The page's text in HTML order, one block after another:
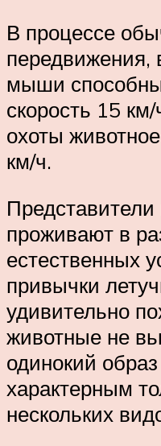
В процессе
передвижения,
мыши способны
скорость 15
охоты
км/ч.
проживают в
естественных
привычки
удивительно
животные не
одинокий
характерным
нескольких